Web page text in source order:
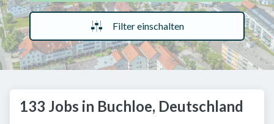
Filter einschalten
133 Jobs in Buchloe, Deutschland